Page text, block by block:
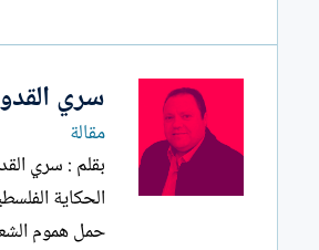
سري
مقالة
الحكاية
حمل هموم